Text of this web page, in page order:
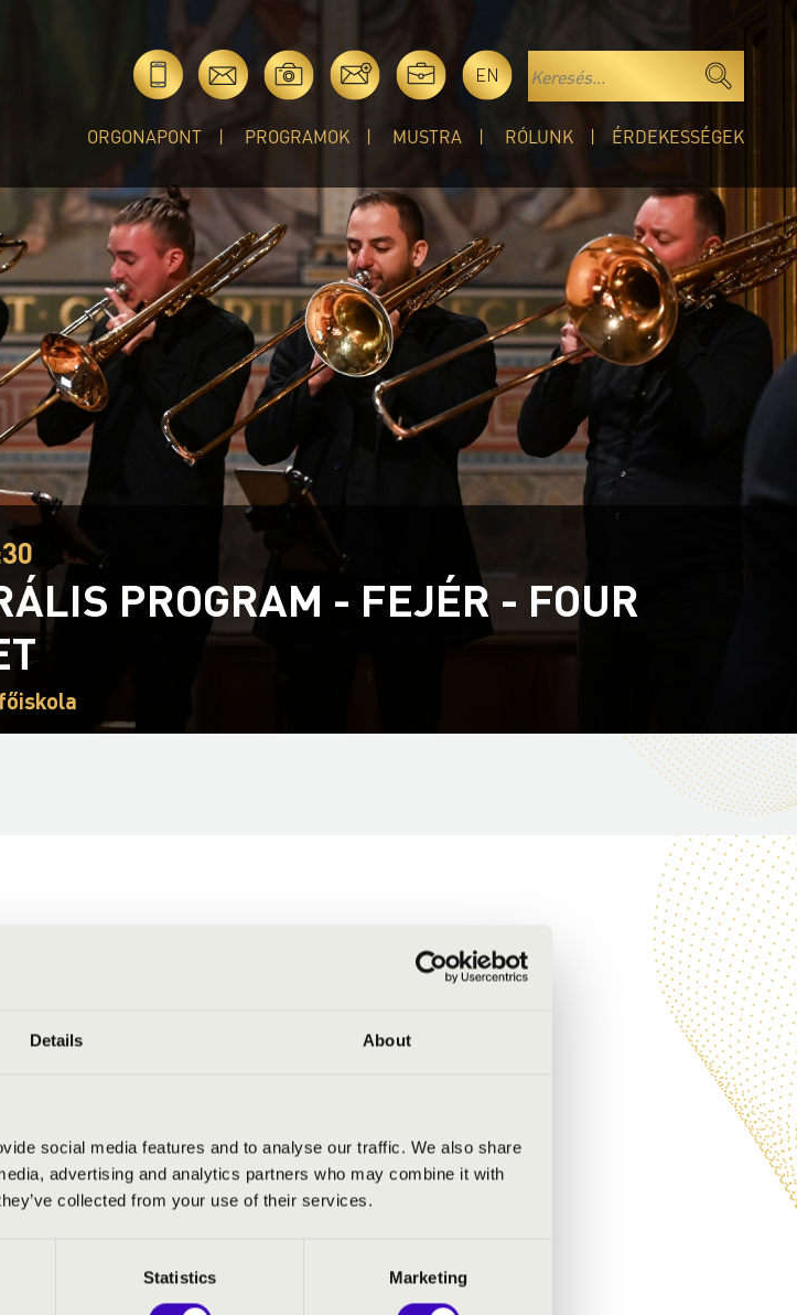
Details About
social media features and to analyse our traffic. We also share
advertising and analytics partners who may combine it with
collected from your use of their services.
Statistics Marketing
EN
ORGONAPONT PROGRAMOK MUSTRA RÓLUNK ÉRDEKESSÉGEK
PROGRAM - FEJÉR - FOUR